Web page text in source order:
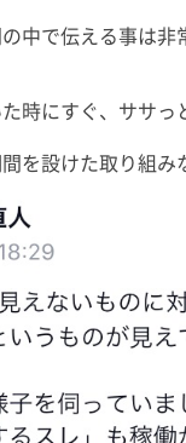
中で伝える事は非
時にすぐ、ササっ
を設けた取り組